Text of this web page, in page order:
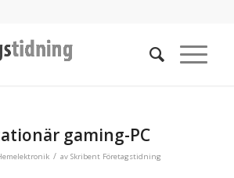
gaming-PC
/ av Skribent Företagstidning